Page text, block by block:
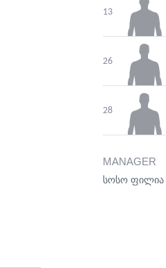
13
26
28
MANAGER
სოსო ფილია